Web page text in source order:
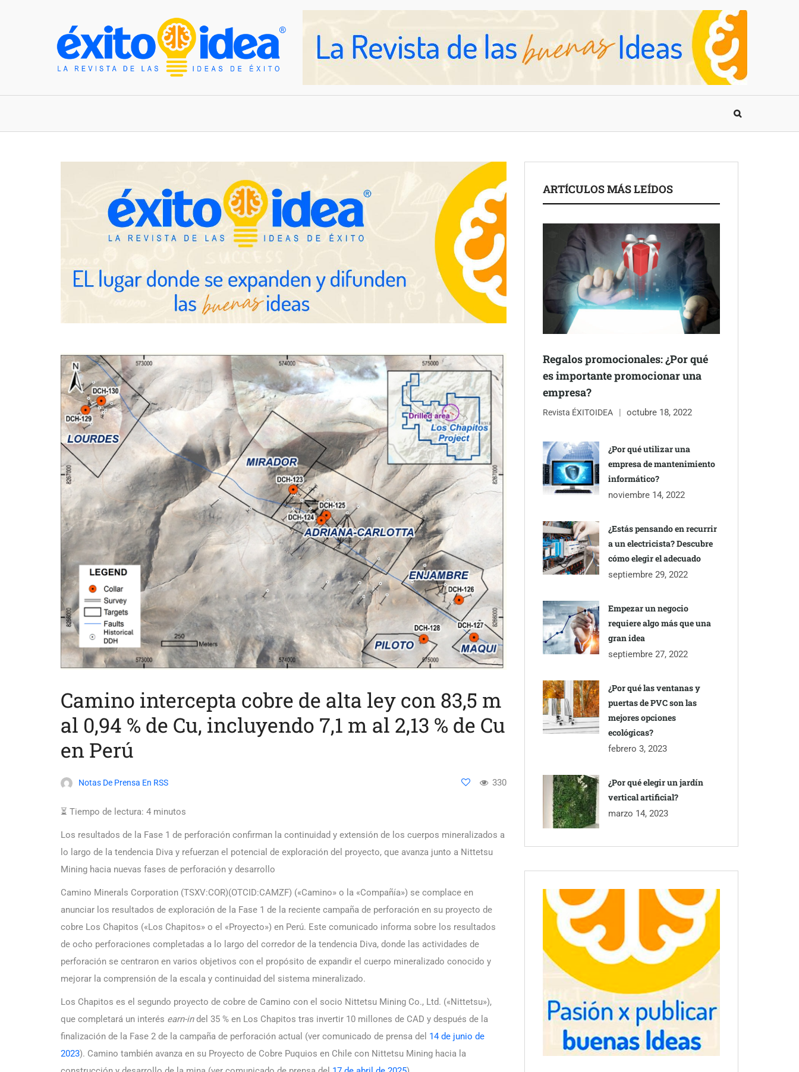
Camino intercepta cobre de alta ley con 83,5 m
al 0,94 % de Cu, incluyendo 7,1 m al 2,13 % de Cu
en Perú
Notas De Prensa En RSS 330
⏳ Tiempo de lectura: 4 minutos
Los resultados de la Fase 1 de perforación confirman la continuidad y extensión de los cuerpos mineralizados a
lo largo de la tendencia Diva y refuerzan el potencial de exploración del proyecto, que avanza junto a Nittetsu
Mining hacia nuevas fases de perforación y desarrollo
Camino Minerals Corporation (TSXV:COR)(OTCID:CAMZF) («Camino» o la «Compañía») se complace en
anunciar los resultados de exploración de la Fase 1 de la reciente campaña de perforación en su proyecto de
cobre Los Chapitos («Los Chapitos» o el «Proyecto») en Perú. Este comunicado informa sobre los resultados
de ocho perforaciones completadas a lo largo del corredor de la tendencia Diva, donde las actividades de
perforación se centraron en varios objetivos con el propósito de expandir el cuerpo mineralizado conocido y
mejorar la comprensión de la escala y continuidad del sistema mineralizado.
Los Chapitos es el segundo proyecto de cobre de Camino con el socio Nittetsu Mining Co., Ltd. («Nittetsu»),
que completará un interés earn-indel 35 % en Los Chapitos tras invertir 10 millones de CAD y después de la
finalización de la Fase 2 de la campaña de perforación actual (ver comunicado de prensa del 14 de junio de
2023). Camino también avanza en su Proyecto de Cobre Puquios en Chile con Nittetsu Mining hacia la
ARTÍCULOS MÁS LEÍDOS
Regalos promocionales: ¿Por qué
es importante promocionar una
empresa?
Revista ÉXITOIDEA octubre 18, 2022
¿Por qué utilizar una
empresa de mantenimiento
informático?
noviembre 14, 2022
¿Estás pensando en recurrir
a un electricista? Descubre
cómo elegir el adecuado
septiembre 29, 2022
Empezar un negocio
requiere algo más que una
gran idea
septiembre 27, 2022
¿Por qué las ventanas y
puertas de PVC son las
mejores opciones
ecológicas?
febrero 3, 2023
¿Por qué elegir un jardín
vertical artificial?
marzo 14, 2023